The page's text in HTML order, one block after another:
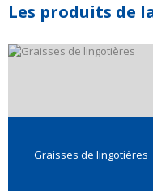
Les produits de
Graisses de lingotières